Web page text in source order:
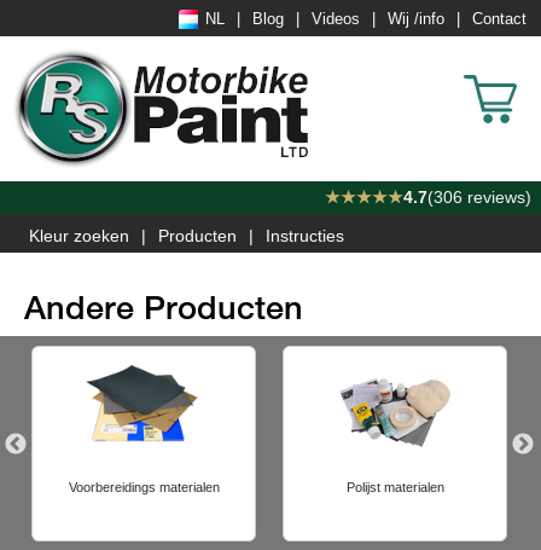
NL Blog Videos Wij /info Contact
★★★★★4.7(306 reviews)
Kleur zoeken Producten Instructies
Andere Producten
Voorbereidings materialen Polijst materialen